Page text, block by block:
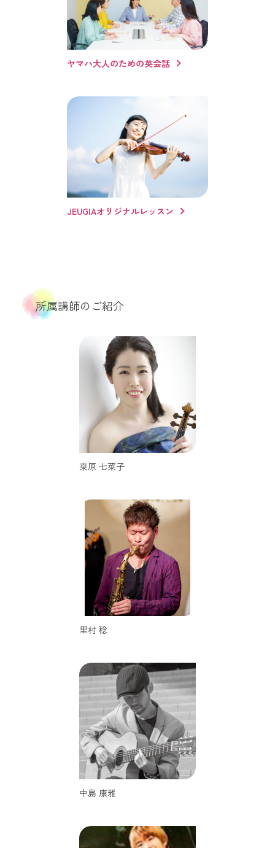
ヤマハ大人のための英会話
JEUGIAオリジナルレッスン
所属講師のご紹介
桒原 七菜子
里村 稔
中島 康雅